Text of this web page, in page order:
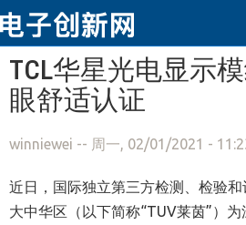
跳转到主要内容
TCL华星光电显示
眼舒适认证
winniewei -- 周一, 02/01/2021 -
近日，国际独立第三方检测、检验
大中华区（以下简称“TUV莱茵”）